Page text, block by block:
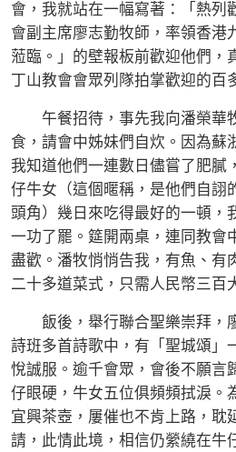
會，我就站在一幅寫著：「熱列
會副主席廖志勤牧師，率領香港
蒞臨。」的壁報板前歡迎他們，
丁山教會會眾列隊拍掌歡迎的百
午餐招待，事先我向潘榮華
食，請會中姊妹們自炊。因為蘇
我知道他們一連數日儘嘗了肥膩
仔牛女（這個暱稱，是他們自詡
頭角）幾日來吃得最好的一頓，
一功了罷。筵開兩桌，連同教會
盡歡。潘牧悄悄告我，有魚、有
二十多道菜式，只需人民幣三百
飯後，舉行聯合聖樂崇拜，
詩班多首詩歌中，有「聖城頌」
悅誠服。逾千會眾，會後不願言
仔眼硬，牛女五位俱頻頻拭淚。
宜興茶壺，屢催也不肯上路，耽
請，此情此境，相信仍縈繞在牛